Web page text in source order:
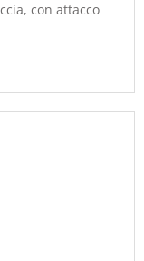
con attacco